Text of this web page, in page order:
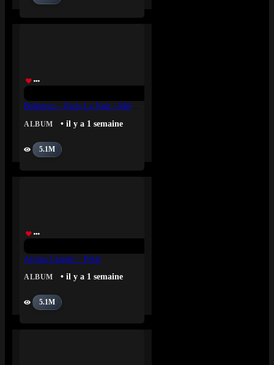
ALBUM • il y a 1 semaine
5.1M
Ariana Grande – Petal
ALBUM • il y a 1 semaine
5.1M